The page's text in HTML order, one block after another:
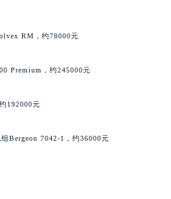
RM，约78000元
Premium，约245000元
192000元
Bergeon 7042-1，约36000元